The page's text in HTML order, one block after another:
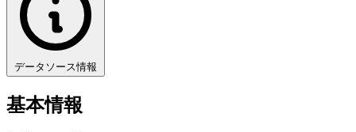
データソース情報
基本情報